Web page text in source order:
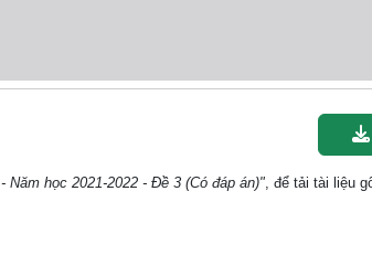
học 2021-2022 - Đề 3 (Có đáp án)", để tải tài liệu